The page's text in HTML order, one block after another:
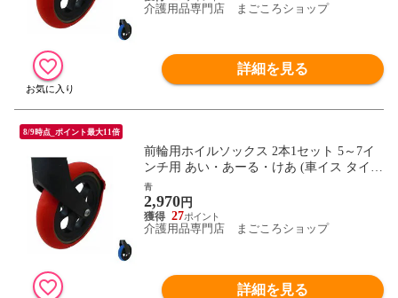
介護用品専門店 まごころショップ
詳細を見る
8/9時点_ポイント最大11倍
前輪用ホイルソックス 2本1セット 5～7イ
ンチ用 あい・あーる・けあ (車イス タイ
ヤ) 介護用品
青
2,970円
27
介護用品専門店 まごころショップ
詳細を見る